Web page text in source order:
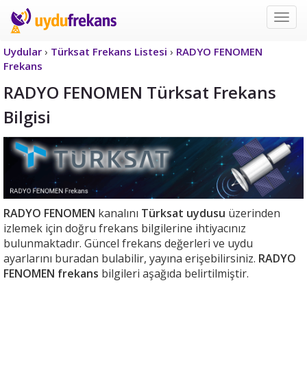
Uydu
Uydular › Türksat Frekans Listesi › RADYO FENOMEN
Frekans
RADYO FENOMEN Türksat Frekans
Bilgisi
RADYO FENOMEN kanalını Türksat uydusu üzerinden
izlemek için doğru frekans bilgilerine ihtiyacınız
bulunmaktadır. Güncel frekans değerleri ve uydu
ayarlarını buradan bulabilir, yayına erişebilirsiniz. RADYO
FENOMEN frekans bilgileri aşağıda belirtilmiştir.